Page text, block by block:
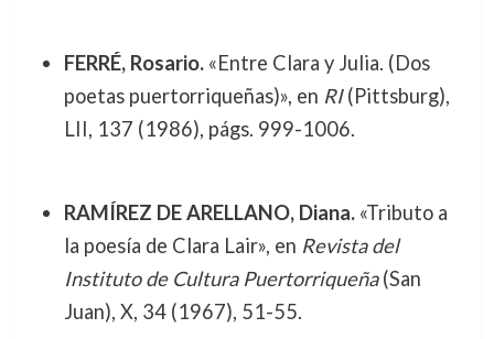
FERRÉ, Rosario.«Entre Clara y Julia. (Dos
poetas puertorriqueñas)», en RI(Pittsburg),
LII, 137 (1986), págs. 999-1006.
RAMÍREZ DE ARELLANO, Diana.«Tributo a
la poesía de Clara Lair», en Revista del
Instituto de Cultura Puertorriqueña(San
Juan), X, 34 (1967), 51-55.